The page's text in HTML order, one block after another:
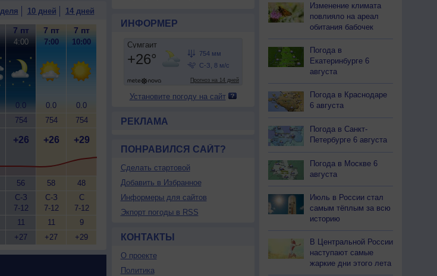
10 дней 14 дней
7 пт
4:00
0.0
754
+26
56
С-З
7-12
11
+27
7 пт
7:00
0.0
754
+26
58
С-З
7-12
11
+27
7 пт
10:00
0.0
754
+29
48
С
7-12
9
+29
ИНФОРМЕР
Установите погоду на сайт
РЕКЛАМА
ПОНРАВИЛСЯ САЙТ?
Сделать стартовой
Добавить в Избранное
Информеры для сайтов
Экпорт погоды в RSS
КОНТАКТЫ
О проекте
Политика
Изменение климата
повлияло на ареал
обитания бабочек
Погода в
Екатеринбурге 6
августа
Погода в Краснодаре
6 августа
Погода в Санкт-
Петербурге 6 августа
Погода в Москве 6
августа
Июль в России стал
самым тёплым за всю
историю
В Центральной России
наступают самые
жаркие дни этого лета